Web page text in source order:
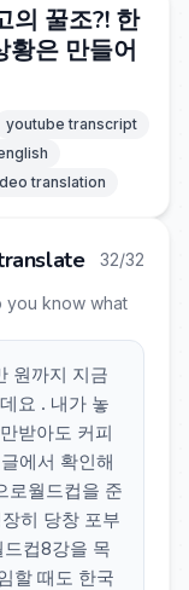
의 꿀조?! 한
황은 만들어
youtube transcript
translation
32/32
you know what
원까지 지금
요 . 내가 놓
받아도 커피
에서 확인해
로월드컵을 준
히 당창 포부
컵8강을 목
할 때도 한국